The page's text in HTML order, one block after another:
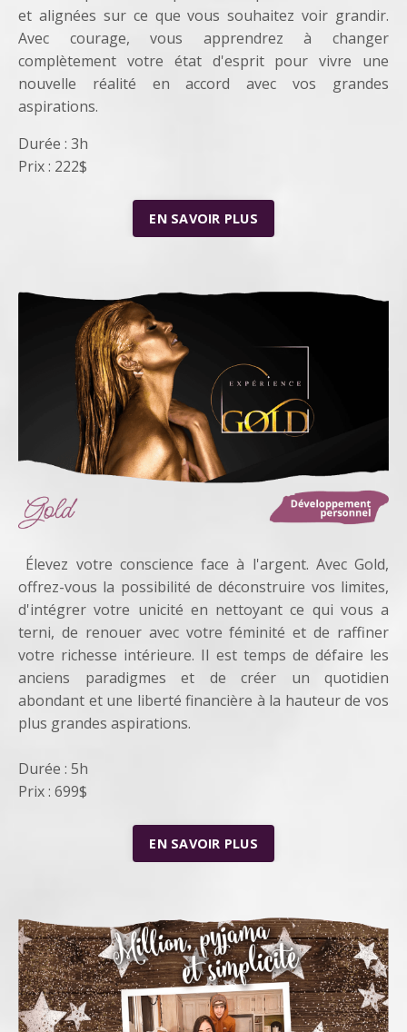
et alignées sur ce que vous souhaitez voir grandir.
Avec courage, vous apprendrez à changer
complètement votre état d'esprit pour vivre une
nouvelle réalité en accord avec vos grandes
aspirations.
Durée : 3h
Prix : 222$
EN SAVOIR PLUS
Élevez votre conscience face à l'argent. Avec Gold,
offrez-vous la possibilité de déconstruire vos limites,
d'intégrer votre unicité en nettoyant ce qui vous a
terni, de renouer avec votre féminité et de raffiner
votre richesse intérieure. Il est temps de défaire les
anciens paradigmes et de créer un quotidien
abondant et une liberté financière à la hauteur de vos
plus grandes aspirations.
Durée : 5h
Prix : 699$
EN SAVOIR PLUS